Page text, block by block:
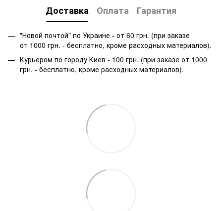
Доставка Оплата Гарантия
"Новой почтой" по Украине - от 60 грн. (при заказе
от 1000 грн. - бесплатно, кроме расходных материалов).
Курьером по городу Киев - 100 грн. (при заказе от 1000
грн. - бесплатно, кроме расходных материалов).